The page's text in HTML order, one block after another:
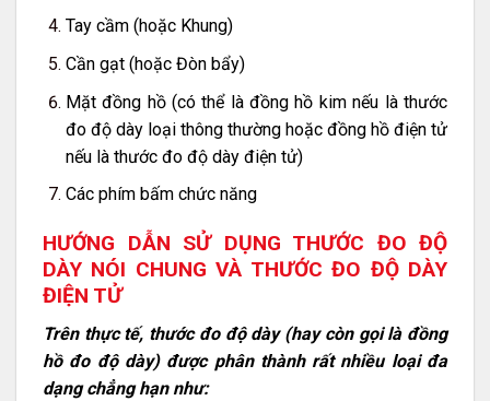
Tay cầm (hoặc Khung)
Cần gạt (hoặc Đòn bẩy)
Mặt đồng hồ (có thể là đồng hồ kim nếu là thước
đo độ dày loại thông thường hoặc đồng hồ điện tử
nếu là thước đo độ dày điện tử)
Các phím bấm chức năng
HƯỚNG DẪN SỬ DỤNG THƯỚC ĐO ĐỘ
DÀY NÓI CHUNG VÀ THƯỚC ĐO ĐỘ DÀY
ĐIỆN TỬ
Trên thực tế, thước đo độ dày (hay còn gọi là đồng
hồ đo độ dày) được phân thành rất nhiều loại đa
dạng chẳng hạn như: